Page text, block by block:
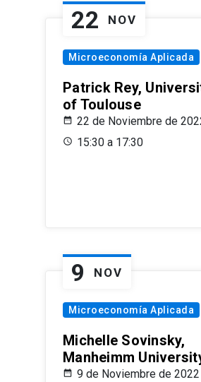
22 NOV
Microeconomía Aplicada
Patrick Rey,
of Toulouse
22 de Noviembre de
15:30 a 17:30
9 NOV
Microeconomía Aplicada
Michelle Sovinsky,
Manheimm
9 de Noviembre de 2022